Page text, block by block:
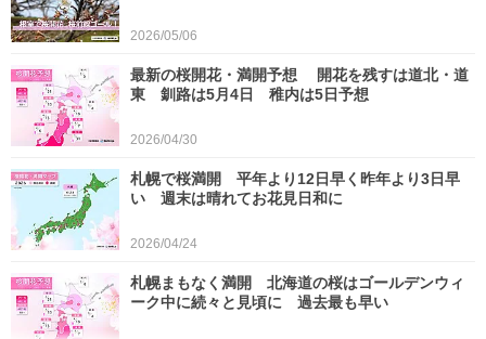
2026/05/06
最新の桜開花・満開予想 開花を残すは道北・道
東 釧路は5月4日 稚内は5日予想
2026/04/30
札幌で桜満開 平年より12日早く昨年より3日早
い 週末は晴れてお花見日和に
2026/04/24
札幌まもなく満開 北海道の桜はゴールデンウィ
ーク中に続々と見頃に 過去最も早い